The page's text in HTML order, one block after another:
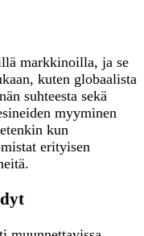
markkinoilla, ja se
kuten globaalista
suhteesta sekä
myyminen
kun
erityisen